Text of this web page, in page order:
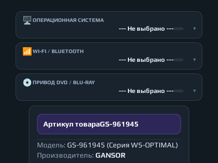
🖥️ ОПЕРАЦИОННАЯ СИСТЕМА
--- Не выбрано --- ▾
📶 WI-FI / BLUETOOTH
--- Не выбрано --- ▾
💿ПРИВОД DVD / BLU-RAY
--- Не выбрано --- ▾
Артикул товараGS-961945
Модель: GS-961945 (Серия WS-OPTIMAL)
Производитель: GANSOR